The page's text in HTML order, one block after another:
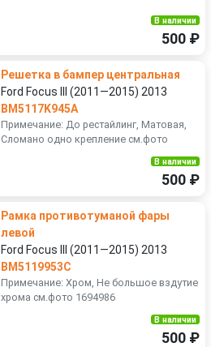
В наличии
500 ₽
Решетка в бампер центральная
Ford Focus III (2011—2015) 2013
BM5117K945A
Примечание: До рестайлинг, Матовая,
Сломано одно крепление см.фото
В наличии
500 ₽
Рамка противотуманой фары
левой
Ford Focus III (2011—2015) 2013
BM5119953C
Примечание: Хром, Не большое вздутие
хрома см.фото 1694986
В наличии
500 ₽